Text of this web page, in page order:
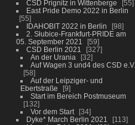
CSD Prignitz in Wittenberge
55
East Pride Demo 2022 in Berlin
55
IDAHOBIT 2022 in Berlin
98
2. Słubice-Frankfurt-PRIDE am
05. September 2021
59
CSD Berlin 2021
327
An der Urania
32
Auf Wagen 3 und4 des CSD e.V.
58
Auf der Leipziger- und
Ebertstraße
9
Start im Bereich Postmuseum
132
Vor dem Start
34
Dyke* March Berlin 2021
113